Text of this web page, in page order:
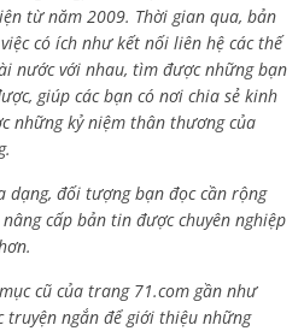
từ năm 2009. Thời gian qua, bản
có ích như kết nối liên hệ các thế
nước với nhau, tìm được những bạn
giúp các bạn có nơi chia sẻ kinh
những kỷ niệm thân thương của
dạng, đối tượng bạn đọc cần rộng
cấp bản tin được chuyên nghiệp
cũ của trang 71.com gần như
truyện ngắn để giới thiệu những